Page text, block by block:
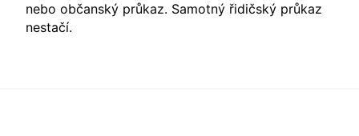
nebo občanský průkaz. Samotný řidičský průkaz
nestačí.